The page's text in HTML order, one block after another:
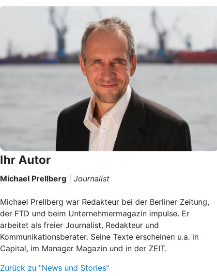
Ihr Autor
Michael Prellberg Journalist
Michael Prellberg war Redakteur bei der Berliner Zeitung,
der FTD und beim Unternehmermagazin impulse. Er
arbeitet als freier Journalist, Redakteur und
Kommunikationsberater. Seine Texte erscheinen u.a. in
Capital, im Manager Magazin und in der ZEIT.
Zurück zu "News und Stories"